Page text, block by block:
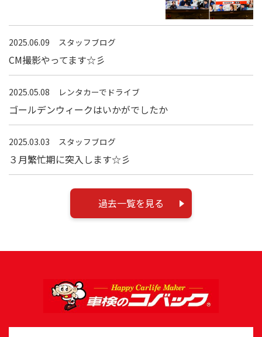
2025.06.09 スタッフブログ
CM撮影やってます☆彡
2025.05.08 レンタカーでドライブ
ゴールデンウィークはいかがでしたか
2025.03.03 スタッフブログ
３月繁忙期に突入します☆彡
過去一覧を見る